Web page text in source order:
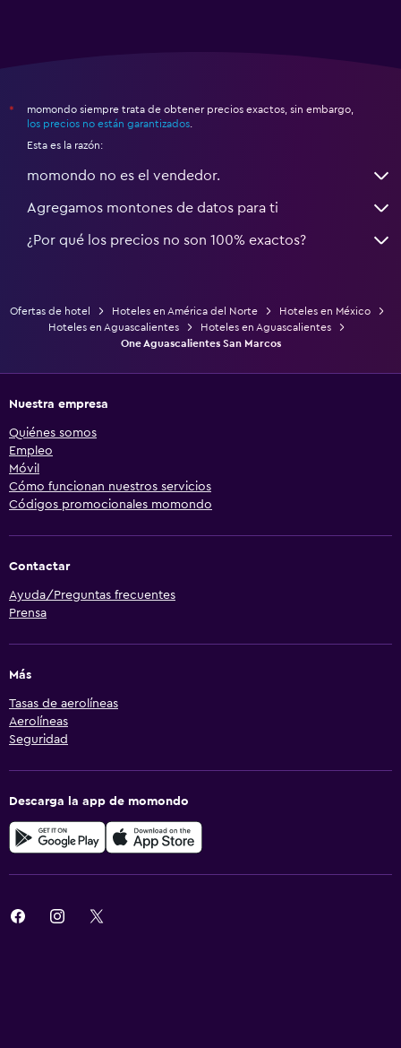
*
momondo siempre trata de obtener precios exactos, sin embargo,
los precios no están garantizados
Esta es la razón:
momondo no es el vendedor.
Agregamos montones de datos para ti
¿Por qué los precios no son 100% exactos?
Ofertas de hotel Hoteles en América del Norte
Hoteles en México
Hoteles en Aguascalientes
Hoteles en Aguascalientes
One Aguascalientes San Marcos
Nuestra empresa
Quiénes somos
Empleo
Móvil
Cómo funcionan nuestros servicios
Códigos promocionales momondo
Contactar
Ayuda/Preguntas frecuentes
Prensa
Más
Tasas de aerolíneas
Aerolíneas
Seguridad
Descarga la app de momondo